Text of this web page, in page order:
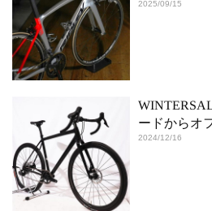
2025/09/15
ードからオ
2024/12/16